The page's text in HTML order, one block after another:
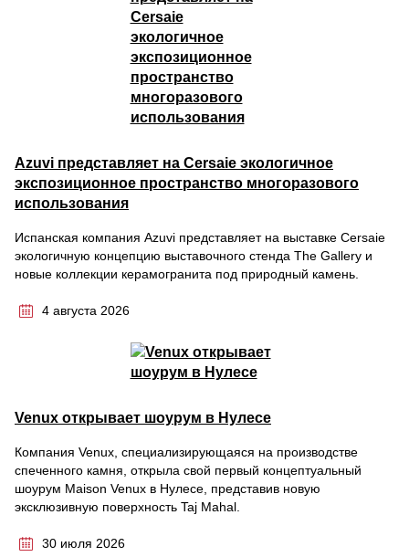
Azuvi представляет на Cersaie экологичное
экспозиционное пространство многоразового
использования
Испанская компания Azuvi представляет на выставке Cersaie
экологичную концепцию выставочного стенда The Gallery и
новые коллекции керамогранита под природный камень.
4 августа 2026
Venux открывает шоурум в Нулесе
Компания Venux, специализирующаяся на производстве
спеченного камня, открыла свой первый концептуальный
шоурум Maison Venux в Нулесе, представив новую
эксклюзивную поверхность Taj Mahal.
30 июля 2026